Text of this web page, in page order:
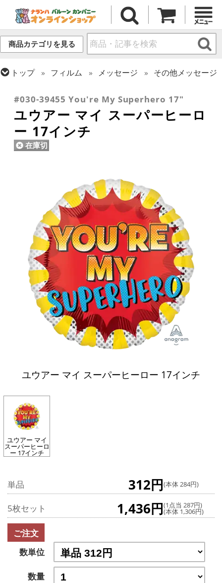
商品カテゴリを見る
トップ フィルム メッセージ
その他メッセージ
母の日・父の日
#030-39455 You're My Superhero 17"
ユウアー マイ スーパーヒーロ
ー 17インチ
在庫切
ユウアー マイ スーパーヒーロー 17インチ
ユウアー マイ
スーパーヒーロ
ー 17インチ
単品 312円(本体 284円)
5枚セット 1,436円(1点当 287円)
(本体 1,306円)
ご注文
数単位
数量